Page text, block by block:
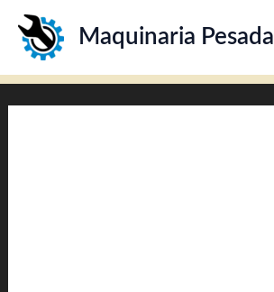
contenido
Maquinaria Pesada